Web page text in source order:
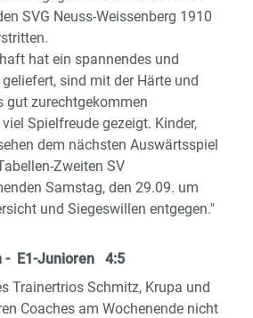
SVG Neuss-Weissenberg 1910
hat ein spannendes und
sind mit der Härte und
gut zurechtgekommen
Spielfreude gezeigt. Kinder,
dem nächsten Auswärtsspiel
Zweiten SV
Samstag, den 29.09. um
und Siegeswillen entgegen."
- E1-Junioren 4:5
Trainertrios Schmitz, Krupa und
Coaches am Wochenende nicht